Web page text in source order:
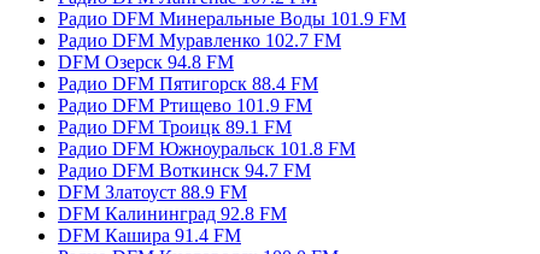
Радио DFM Минеральные Воды 101.9 FM
Радио DFM Муравленко 102.7 FM
DFM Озерск 94.8 FM
Радио DFM Пятигорск 88.4 FM
Радио DFM Ртищево 101.9 FM
Радио DFM Троицк 89.1 FM
Радио DFM Южноуральск 101.8 FM
Радио DFM Воткинск 94.7 FM
DFM Златоуст 88.9 FM
DFM Калининград 92.8 FM
DFM Кашира 91.4 FM